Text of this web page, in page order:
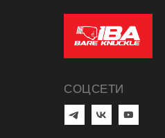
СОЦСЕТИ